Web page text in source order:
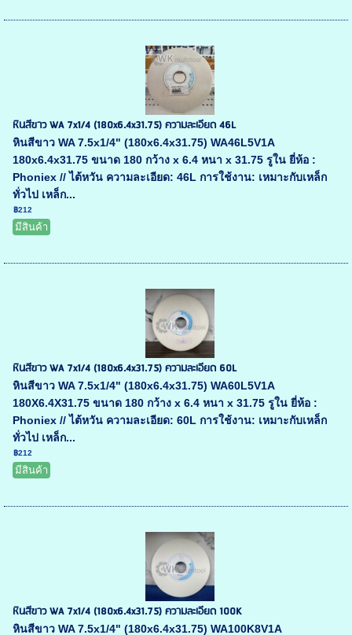
หินสีขาว WA 7x1/4 (180x6.4x31.75) ความละเอียด 46L
หินสีขาว WA 7.5x1/4" (180x6.4x31.75) WA46L5V1A
180x6.4x31.75 ขนาด 180 กว้าง x 6.4 หนา x 31.75 รูใน ยี่ห้อ :
Phoniex // ไต้หวัน ความละเอียด: 46L การใช้งาน: เหมาะกับเหล็ก
ทั่วไป เหล็ก...
฿212
มีสินค้า
หินสีขาว WA 7x1/4 (180x6.4x31.75) ความละเอียด 60L
หินสีขาว WA 7.5x1/4" (180x6.4x31.75) WA60L5V1A
180X6.4X31.75 ขนาด 180 กว้าง x 6.4 หนา x 31.75 รูใน ยี่ห้อ :
Phoniex // ไต้หวัน ความละเอียด: 60L การใช้งาน: เหมาะกับเหล็ก
ทั่วไป เหล็ก...
฿212
มีสินค้า
หินสีขาว WA 7x1/4 (180x6.4x31.75) ความละเอียด 100K
หินสีขาว WA 7.5x1/4" (180x6.4x31.75) WA100K8V1A